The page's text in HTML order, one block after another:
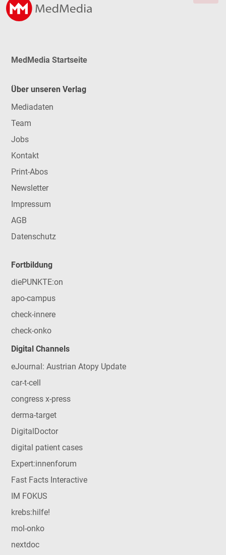
MedMedia Startseite
Über unseren Verlag
Mediadaten
Team
Jobs
Kontakt
Print-Abos
Newsletter
Impressum
AGB
Datenschutz
Fortbildung
diePUNKTE:on
apo-campus
check-innere
check-onko
Digital Channels
eJournal: Austrian Atopy Update
car-t-cell
congress x-press
derma-target
DigitalDoctor
digital patient cases
Expert:innenforum
Fast Facts Interactive
IM FOKUS
krebs:hilfe!
mol-onko
nextdoc